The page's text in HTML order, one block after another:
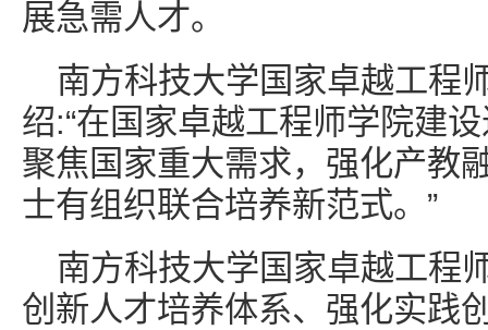
展急需人才。
南方科技大学国家卓越工程
绍:“在国家卓越工程师学院建
聚焦国家重大需求，强化产教
士有组织联合培养新范式。”
南方科技大学国家卓越工程
创新人才培养体系、强化实践